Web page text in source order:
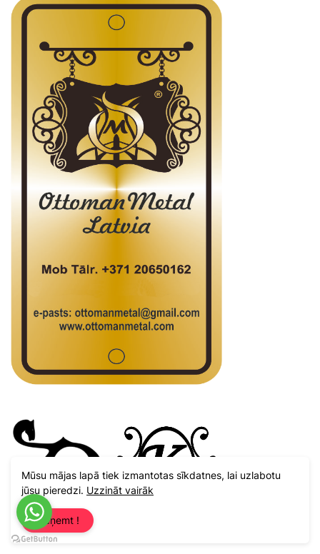
Mūsu mājas lapā tiek izmantotas sīkdatnes, lai uzlabotu
jūsu pieredzi. Uzzināt vairāk
Pieņemt !